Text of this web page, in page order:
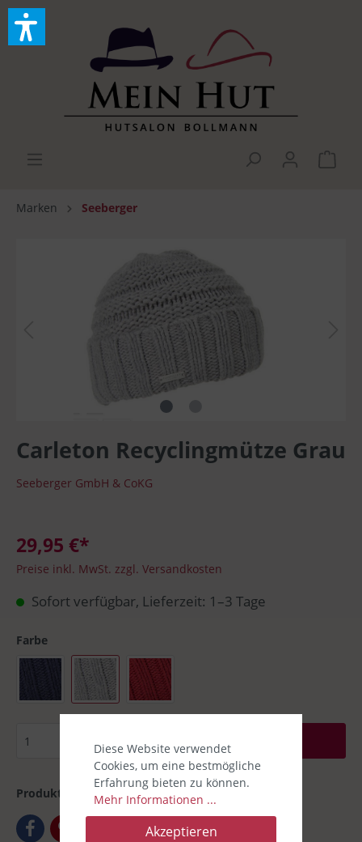
Marken Seeberger
Carleton Recyclingmütze Grau
Seeberger GmbH & CoKG
29,95 €*
Preise inkl. MwSt. zzgl. Versandkosten
Sofort verfügbar, Lieferzeit: 1–3 Tage
Farbe
In den Warenkorb
Produktnummer: 00020712
Diese Website verwendet
Cookies, um eine bestmögliche
Erfahrung bieten zu können.
Mehr Informationen ...
Akzeptieren